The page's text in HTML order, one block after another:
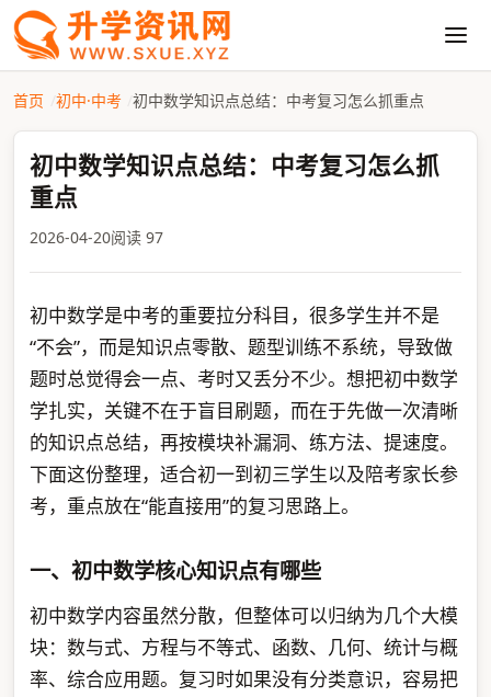
首页 初中·中考 初中数学知识点总结：中考复习怎么抓重点
初中数学知识点总结：中考复习怎么抓
重点
2026-04-20阅读 97
初中数学是中考的重要拉分科目，很多学生并不是
“不会”，而是知识点零散、题型训练不系统，导致做
题时总觉得会一点、考时又丢分不少。想把初中数学
学扎实，关键不在于盲目刷题，而在于先做一次清晰
的知识点总结，再按模块补漏洞、练方法、提速度。
下面这份整理，适合初一到初三学生以及陪考家长参
考，重点放在“能直接用”的复习思路上。
一、初中数学核心知识点有哪些
初中数学内容虽然分散，但整体可以归纳为几个大模
块：数与式、方程与不等式、函数、几何、统计与概
率、综合应用题。复习时如果没有分类意识，容易把